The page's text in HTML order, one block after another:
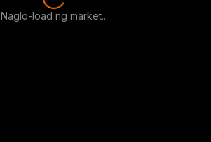
Naglo-load ng market...